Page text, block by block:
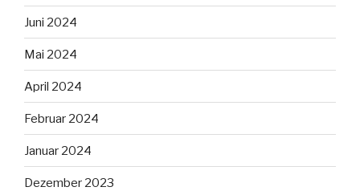
Juni 2024
Mai 2024
April 2024
Februar 2024
Januar 2024
Dezember 2023